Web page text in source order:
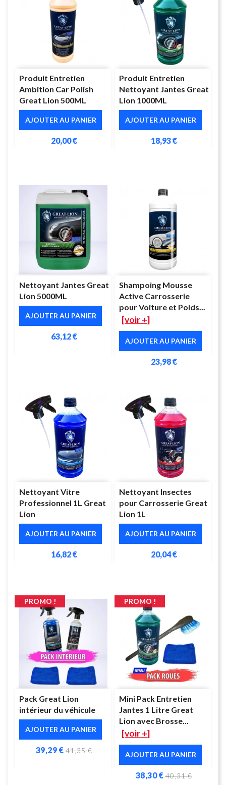
Produit Entretien
Ambition Car Polish
Great Lion 500ML
AJOUTER AU PANIER
20,00 €
Produit Entretien
Nettoyant Jantes Great
Lion 1000ML
AJOUTER AU PANIER
18,93 €
Nettoyant Jantes Great
Lion 5000ML
AJOUTER AU PANIER
63,12 €
Shampoing Mousse
Active Carrosserie
pour Voiture et Poids...
[voir +]
AJOUTER AU PANIER
23,98 €
Nettoyant Vitre
Professionnel 1L Great
Lion
AJOUTER AU PANIER
16,82 €
Nettoyant Insectes
pour Carrosserie Great
Lion 1L
AJOUTER AU PANIER
20,04 €
Pack Great Lion
intérieur du véhicule
AJOUTER AU PANIER
39,29 € 41,35 €
PROMO !
Mini Pack Entretien
Jantes 1 Litre Great
Lion avec Brosse...
[voir +]
AJOUTER AU PANIER
38,30 € 40,31 €
PROMO !